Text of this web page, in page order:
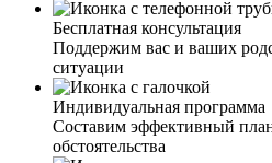
Бесплатная консультация
Поддержим вас и ваших
ситуации
Индивидуальная программа
Составим эффективный
обстоятельства